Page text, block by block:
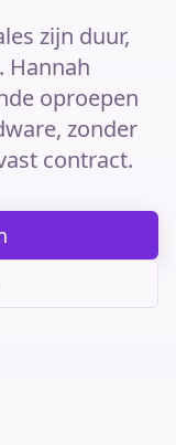
zijn duur,
Hannah
oproepen
zonder
contract.